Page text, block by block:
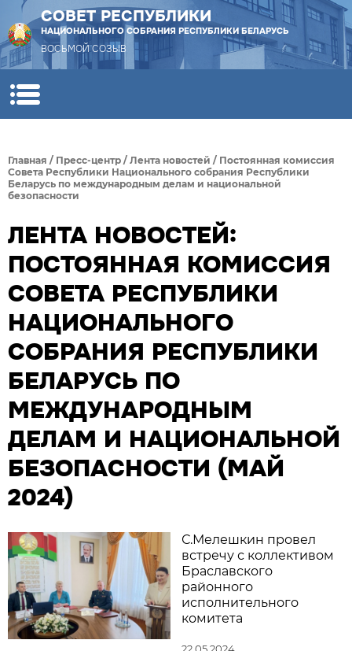
СОВЕТ РЕСПУБЛИКИ
НАЦИОНАЛЬНОГО СОБРАНИЯ РЕСПУБЛИКИ БЕЛАРУСЬ
ВОСЬМОЙ СОЗЫВ
Главная / Пресс-центр / Лента новостей / Постоянная комиссия
Совета Республики Национального собрания Республики
Беларусь по международным делам и национальной
безопасности
ЛЕНТА НОВОСТЕЙ:
ПОСТОЯННАЯ КОМИССИЯ
СОВЕТА РЕСПУБЛИКИ
НАЦИОНАЛЬНОГО
СОБРАНИЯ РЕСПУБЛИКИ
БЕЛАРУСЬ ПО
МЕЖДУНАРОДНЫМ
ДЕЛАМ И НАЦИОНАЛЬНОЙ
БЕЗОПАСНОСТИ (МАЙ
2024)
С.Мелешкин провел
встречу с коллективом
Браславского
районного
исполнительного
комитета